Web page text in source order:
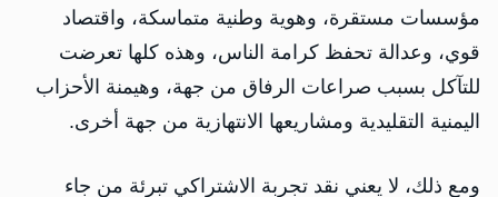
مؤسسات مستقرة، وهوية وطنية متماسكة، واقتصاد
قوي، وعدالة تحفظ كرامة الناس، وهذه كلها تعرضت
للتآكل بسبب صراعات الرفاق من جهة، وهيمنة الأحزاب
اليمنية التقليدية ومشاريعها الانتهازية من جهة أخرى.
ومع ذلك، لا يعني نقد تجربة الاشتراكي تبرئة من جاء